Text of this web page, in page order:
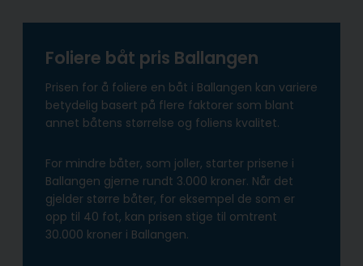
Foliere båt pris Ballangen
Prisen for å foliere en båt i Ballangen kan variere
betydelig basert på flere faktorer som blant
annet båtens størrelse og foliens kvalitet.
For mindre båter, som joller, starter prisene i
Ballangen gjerne rundt 3.000 kroner. Når det
gjelder større båter, for eksempel de som er
opp til 40 fot, kan prisen stige til omtrent
30.000 kroner i Ballangen.